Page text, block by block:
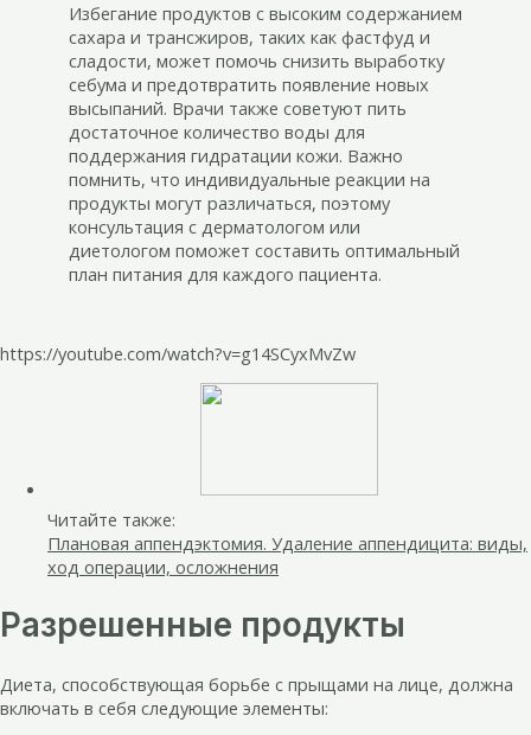
Избегание продуктов с высоким содержанием
сахара и трансжиров, таких как фастфуд и
сладости, может помочь снизить выработку
себума и предотвратить появление новых
высыпаний. Врачи также советуют пить
достаточное количество воды для
поддержания гидратации кожи. Важно
помнить, что индивидуальные реакции на
продукты могут различаться, поэтому
консультация с дерматологом или
диетологом поможет составить оптимальный
план питания для каждого пациента.
https://youtube.com/watch?v=g14SCyxMvZw
Читайте также:
Плановая аппендэктомия. Удаление аппендицита: виды,
ход операции, осложнения
Разрешенные продукты
Диета, способствующая борьбе с прыщами на лице, должна
включать в себя следующие элементы: